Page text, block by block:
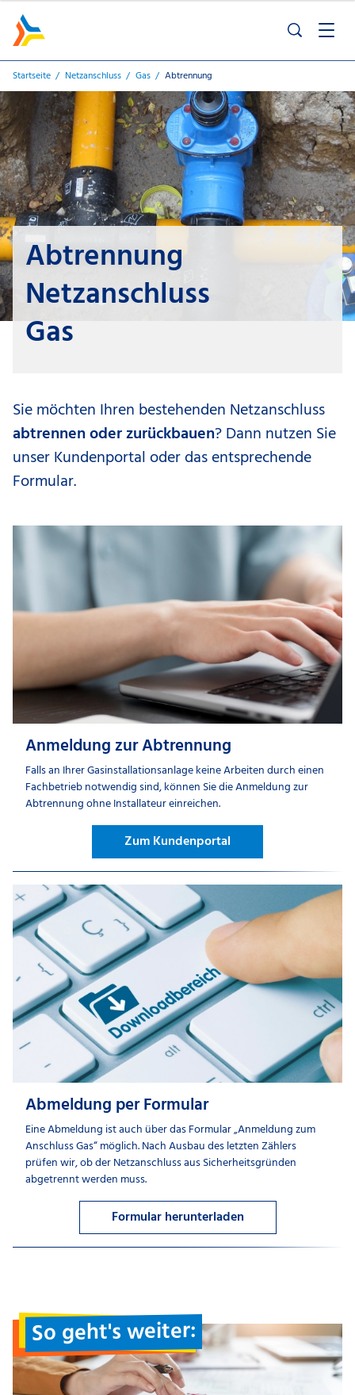
Startseite Netzanschluss Gas Abtrennung
Abtrennung
Netzanschluss
Gas
Sie möchten Ihren bestehenden Netzanschluss
abtrennen oder zurückbauen? Dann nutzen Sie
unser Kundenportal oder das entsprechende
Formular.
Anmeldung zur Abtrennung
Falls an Ihrer Gasinstallationsanlage keine Arbeiten durch einen
Fachbetrieb notwendig sind, können Sie die Anmeldung zur
Abtrennung ohne Installateur einreichen.
Zum Kundenportal
Abmeldung per Formular
Eine Abmeldung ist auch über das Formular „Anmeldung zum
Anschluss Gas“ möglich. Nach Ausbau des letzten Zählers
prüfen wir, ob der Netzanschluss aus Sicherheitsgründen
abgetrennt werden muss.
Formular herunterladen
So geht's weiter: